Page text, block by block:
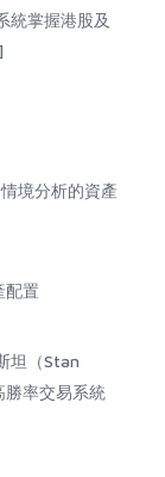
統掌握港股及
境分析的資產
配置
坦（Stan
率交易系統